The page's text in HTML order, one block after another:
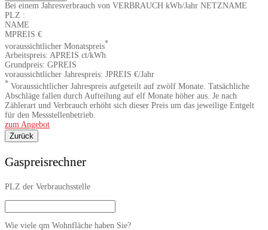
Bei einem Jahresverbrauch von VERBRAUCH kWh/Jahr NETZNAME
PLZ :
NAME
MPREIS €
voraussichtlicher Monatspreis*
Arbeitspreis: APREIS ct/kWh
Grundpreis: GPREIS
voraussichtlicher Jahrespreis: JPREIS €/Jahr
* Voraussichtlicher Jahrespreis aufgeteilt auf zwölf Monate. Tatsächliche
Abschläge fallen durch Aufteilung auf elf Monate höher aus. Je nach
Zählerart und Verbrauch erhöht sich dieser Preis um das jeweilige Entgelt
für den Messstellenbetrieb.
zum Angebot
Zurück
Gaspreisrechner
PLZ der Verbrauchsstelle
Wie viele qm Wohnfläche haben Sie?